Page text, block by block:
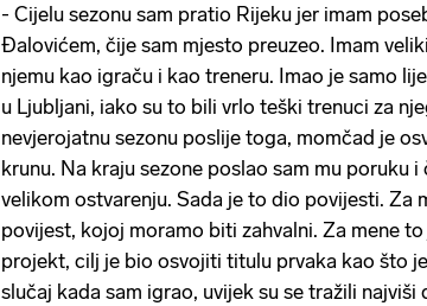
- Cijelu sezonu sam pratio Rijeku jer imam
Đalovićem, čije sam mjesto preuzeo. Imam
njemu kao igraču i kao treneru. Imao je samo
u Ljubljani, iako su to bili vrlo teški trenuci za
nevjerojatnu sezonu poslije toga, momčad je
krunu. Na kraju sezone poslao sam mu poruku i
velikom ostvarenju. Sada je to dio povijesti. Za
povijest, kojoj moramo biti zahvalni. Za mene
projekt, cilj je bio osvojiti titulu prvaka kao što
slučaj kada sam igrao, uvijek su se tražili